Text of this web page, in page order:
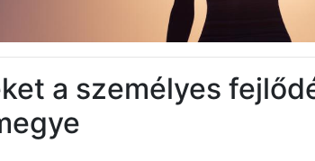
a személyes